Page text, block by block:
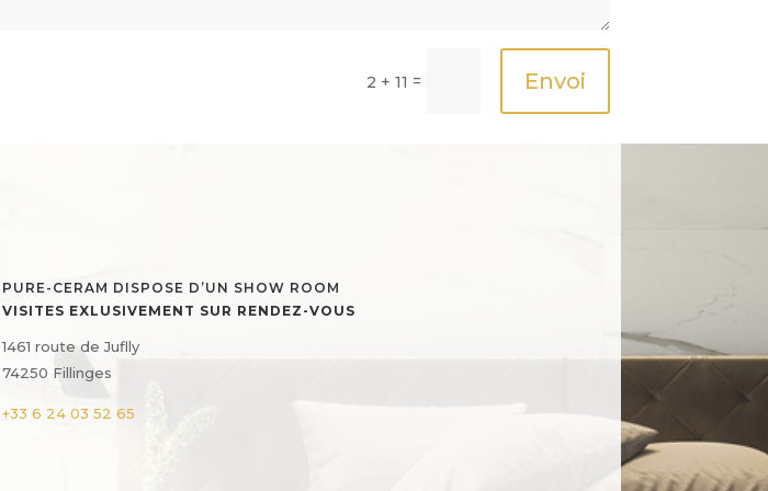
2 + 11 = Envoi
PURE-CERAM DISPOSE D’UN SHOW ROOM
VISITES EXLUSIVEMENT SUR RENDEZ-VOUS
1461 route de Juflly
74250 Fillinges
+33 6 24 03 52 65